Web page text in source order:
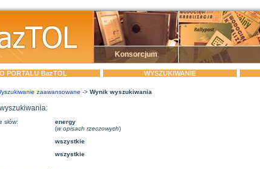
Konsorcjum
O PORTALU BazTOL WYSZUKIWANIE
zaawansowane -> Wynik wyszukiwania
słów:
energy
(w opisach rzeczowych)
wszystkie
wszystkie